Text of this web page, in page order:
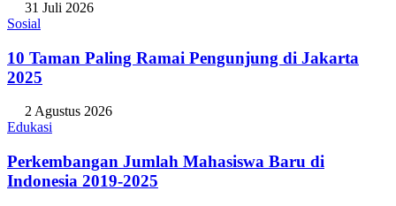
31 Juli 2026
Sosial
10 Taman Paling Ramai Pengunjung di Jakarta
2025
2 Agustus 2026
Edukasi
Perkembangan Jumlah Mahasiswa Baru di
Indonesia 2019-2025